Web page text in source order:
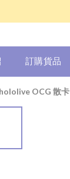
訂購貨品
hololive OCG 散卡